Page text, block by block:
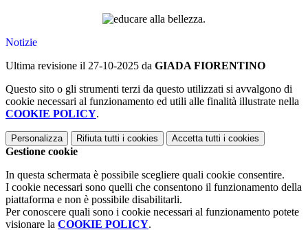
.
Notizie
Ultima revisione il 27-10-2025 da GIADA FIORENTINO
Questo sito o gli strumenti terzi da questo utilizzati si avvalgono di
cookie necessari al funzionamento ed utili alle finalità illustrate nella
COOKIE POLICY.
Personalizza Rifiuta tutti i cookies Accetta tutti i cookies
Gestione cookie
In questa schermata è possibile scegliere quali cookie consentire.
I cookie necessari sono quelli che consentono il funzionamento della
piattaforma e non è possibile disabilitarli.
Per conoscere quali sono i cookie necessari al funzionamento potete
visionare la COOKIE POLICY.